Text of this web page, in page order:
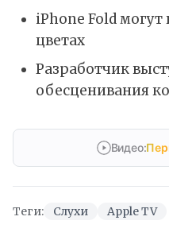
iPhone Fold могут
цветах
Разработчик
обесценивания
Видео:
Теги: Слухи Apple TV